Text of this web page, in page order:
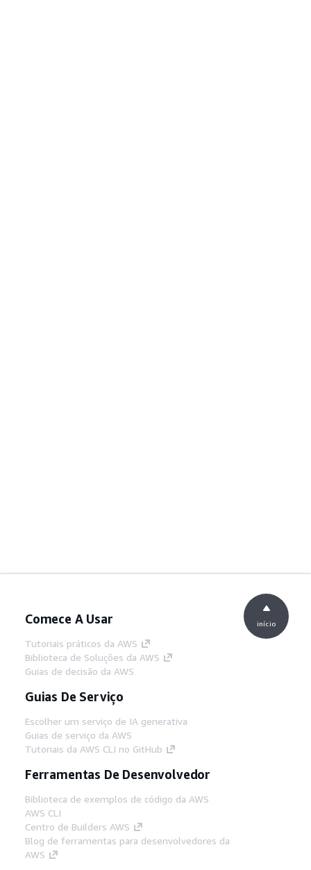
Comece A Usar
Tutoriais práticos da AWS
Biblioteca de Soluções da AWS
Guias de decisão da AWS
Guias De Serviço
Escolher um serviço de IA generativa
Guias de serviço da AWS
Tutoriais da AWS CLI no GitHub
Ferramentas De Desenvolvedor
Biblioteca de exemplos de código da AWS
AWS CLI
Centro de Builders AWS
Blog de ferramentas para desenvolvedores da
AWS
início